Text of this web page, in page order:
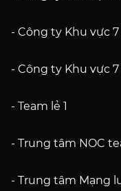
- Công ty Khu vực
- Công ty Khu vực
- Team lẻ 1
- Trung tâm NOC
- Trung tâm Mạng